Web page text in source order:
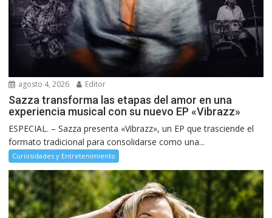
agosto 4, 2026 Editor
Sazza transforma las etapas del amor en una
experiencia musical con su nuevo EP «Vibrazz»
ESPECIAL. – Sazza presenta «Vibrazz», un EP que trasciende el
formato tradicional para consolidarse como una...
Curiosidades y Entretenimiento